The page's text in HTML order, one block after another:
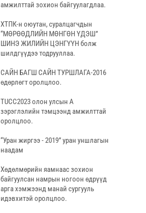
амжилттай зохион байгуулагдлаа.
ХТПК-н оюутан, суралцагчдын
“МӨРӨӨДЛИЙН МӨНГӨН ҮДЭШ”
ШИНЭ ЖИЛИЙН ЦЭНГҮҮН болж
шилдгүүдээ тодрууллаа.
САЙН БАГШ САЙН ТУРШЛАГА-2016
өдөрлөгт оролцлоо.
TUCC2023 олон улсын А
зэрэглэлийн тэмцээнд амжилттай
оролцлоо.
“Уран жиргээ - 2019” уран уншлагын
наадам
Хөдөлмөрийн яамнаас зохион
байгуулсан намрын ногоон өдрүүд
арга хэмжээнд манай сургууль
идэвхитэй оролцлоо.